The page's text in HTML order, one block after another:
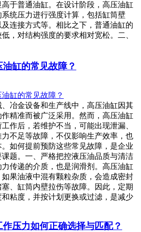
于普通油缸。在设计阶段，高压油缸
统压力进行强度计算，包括缸筒壁
连接方式等。相比之下，普通油缸的
，对结构强度的要求相对宽松。二、
缸的常见故障？
冶金设备和生产线中，高压油缸因其
精准而被广泛采用。然而，高压油缸
作后，若维护不当，可能出现泄漏、
不足等故障，不仅影响生产效率，也
如何提前预防这些常见故障，是企业
题。一、严格把控液压油品质与清洁
力传递的介质，也是润滑剂。高压油缸
果油液中混有颗粒杂质，会造成密封
、缸筒内壁拉伤等故障。因此，定期
粘度，并按计划更换或过滤，是减少
压力如何正确选择与匹配？